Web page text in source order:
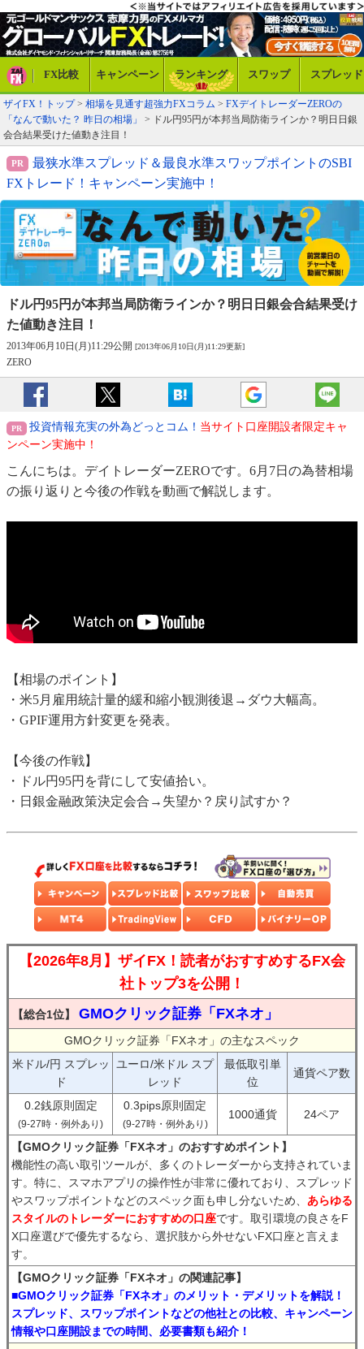
FX比較 キャンペーン ランキング スワップ スプレッド
ザイFX！トップ> 相場を見通す超強力FXコラム > FXデイトレーダーZEROの
「なんで動いた？ 昨日の相場」
> ドル円95円が本邦当局防衛ラインか？明日日銀
会合結果受けた値動き注目！
最狭水準スプレッド＆最良水準スワップポイントのSBI
FXトレード！キャンペーン実施中！
ドル円95円が本邦当局防衛ラインか？ 明日日銀会合結果受け
た値動き注目！
2013年06月10日(月)11:29公開 [2013年06月10日(月)11:29更新]
ZERO
投資情報充実の外為どっとコム！ 当サイト口座開設者限定キャ
ンペーン実施中！
こんにちは。デイトレーダーZEROです。6月7日の為替相場
の振り返りと今後の作戦を動画で解説します。
【相場のポイント】
・米5月雇用統計量的緩和縮小観測後退→ダウ大幅高。
・GPIF運用方針変更を発表。
【今後の作戦】
・ドル円95円を背にして安値拾い。
・日銀金融政策決定会合→失望か？戻り試すか？
【2026年8月】ザイFX！読者がおすすめするFX会
社トップ3を公開！
【総合1位】 GMOクリック証券「FXネオ」
GMOクリック証券「FXネオ」の主なスペック
米ドル/円 スプレッ
ド
ユーロ/米ドル スプ
レッド
最低取引単
位
通貨ペア数
0.2銭原則固定
(9-27時・例外あり)
0.3pips原則固定
(9-27時・例外あり)
1000通貨 24ペア
【GMOクリック証券「FXネオ」のおすすめポイント】
機能性の高い取引ツールが、多くのトレーダーから支持されていま
す。特に、スマホアプリの操作性が非常に優れており、スプレッド
やスワップポイントなどのスペック面も申し分ないため、 あらゆる
スタイルのトレーダーにおすすめの口座です。取引環境の良さをF
X口座選びで優先するなら、選択肢から外せないFX口座と言えま
す。
【GMOクリック証券「FXネオ」の関連記事】
■GMOクリック証券「FXネオ」のメリット・デメリットを解説！
スプレッド、スワップポイントなどの他社との比較、キャンペーン
情報や口座開設までの時間、必要書類も紹介！